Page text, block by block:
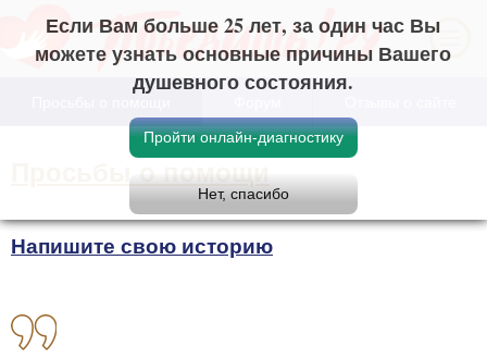
Если Вам больше 25 лет, за один час Вы
можете узнать основные причины Вашего
душевного состояния.
Просьбы о помощи
Напишите свою историю